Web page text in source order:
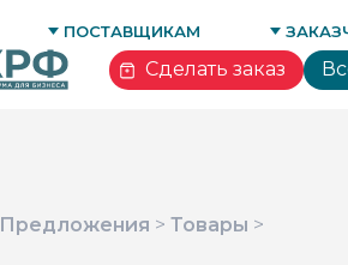
ПОСТАВЩИКАМ
ТЕНДЕРНОЕ СОПРОВОЖДЕНИЕ
Сделать заказ
Предложения > Товары >